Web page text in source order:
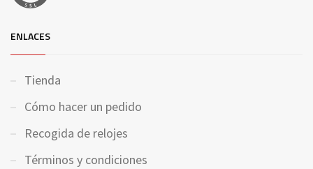
ENLACES
Tienda
Cómo hacer un pedido
Recogida de relojes
Términos y condiciones